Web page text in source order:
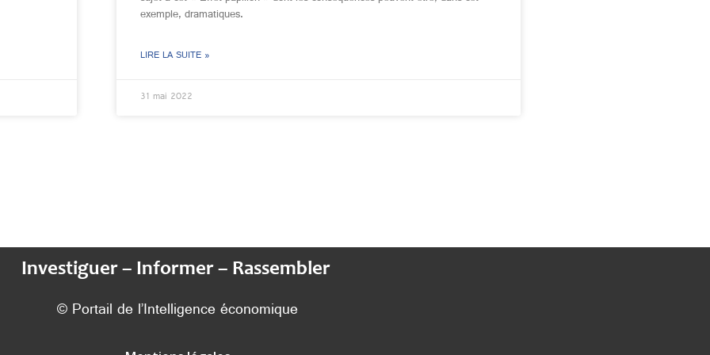
exemple, dramatiques.
LIRE LA SUITE »
31 mai 2022
Investiguer – Informer – Rassembler
© Portail de l’Intelligence économique